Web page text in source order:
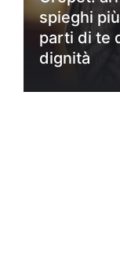
spieghi
parti di te
dignità